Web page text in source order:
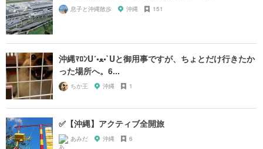
息子と沖縄散歩 沖縄 151
沖縄ﾏﾛﾝU´•ﻌ•`Uと御用事ですが、ちょとだけ行きたか
った場所へ。6...
ちか王 沖縄 1
✅【沖縄】アクティブ全開旅
あみだ 沖縄 6